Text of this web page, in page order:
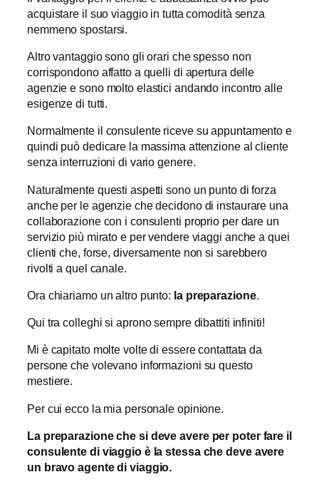
acquistare il suo viaggio in tutta comodità senza
nemmeno spostarsi.
Altro vantaggio sono gli orari che spesso non
corrispondono affatto a quelli di apertura delle
agenzie e sono molto elastici andando incontro alle
esigenze di tutti.
Normalmente il consulente riceve su appuntamento e
quindi può dedicare la massima attenzione al cliente
senza interruzioni di vario genere.
Naturalmente questi aspetti sono un punto di forza
anche per le agenzie che decidono di instaurare una
collaborazione con i consulenti proprio per dare un
servizio più mirato e per vendere viaggi anche a quei
clienti che, forse, diversamente non si sarebbero
rivolti a quel canale.
Ora chiariamo un altro punto: la preparazione.
Qui tra colleghi si aprono sempre dibattiti infiniti!
Mi è capitato molte volte di essere contattata da
persone che volevano informazioni su questo
mestiere.
Per cui ecco la mia personale opinione.
La preparazione che si deve avere per poter fare il
consulente di viaggio è la stessa che deve avere
un bravo agente di viaggio.